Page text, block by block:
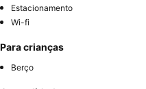
Estacionamento
Wi-fi
Para crianças
Berço